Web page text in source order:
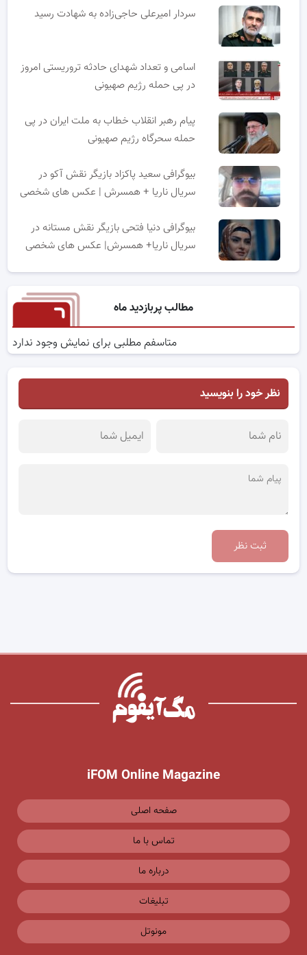
سردار امیرعلی حاجی‌زاده به شهادت رسید
اسامی و تعداد شهدای حادثه تروریستی امروز
در پی حمله رژیم صهیونی
پیام رهبر انقلاب خطاب به ملت ایران در پی
حمله سحرگاه رژیم صهیونی
بیوگرافی سعید پاکزاد بازیگر نقش آکو در
سریال ناریا + همسرش | عکس های شخصی
بیوگرافی دنیا فتحی بازیگر نقش مستانه در
سریال ناریا+ همسرش| عکس های شخصی
مطالب پربازدید ماه
متاسفم مطلبی برای نمایش وجود ندارد
نظر خود را بنویسید
ثبت نظر
iFOM Online Magazine
صفحه اصلی
تماس با ما
درباره ما
تبلیغات
مونوتل